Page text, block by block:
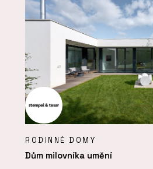
RODINNÉ DOMY
Dům milovníka umění